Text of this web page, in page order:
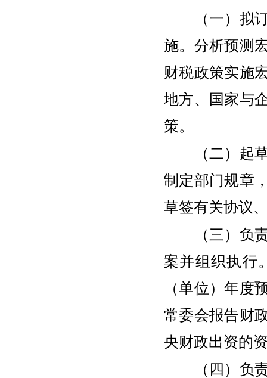
（一）拟订
施。分析预测
财税政策实施
地方、国家与
策。
（二）起草
制定部门规章
草签有关协议
（三）负责
案并组织执行
（单位）年度
常委会报告财
央财政出资的
（四）负责